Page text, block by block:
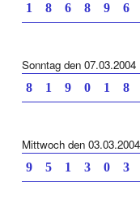
1 8 6 8 9
Sonntag den 07.03.2004
8 1 9 0 1
Mittwoch den 03.03.2004
9 5 1 3 0